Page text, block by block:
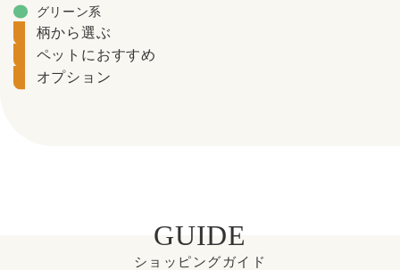
グリーン系
柄から選ぶ
ペットにおすすめ
オプション
GUIDE
ショッピングガイド